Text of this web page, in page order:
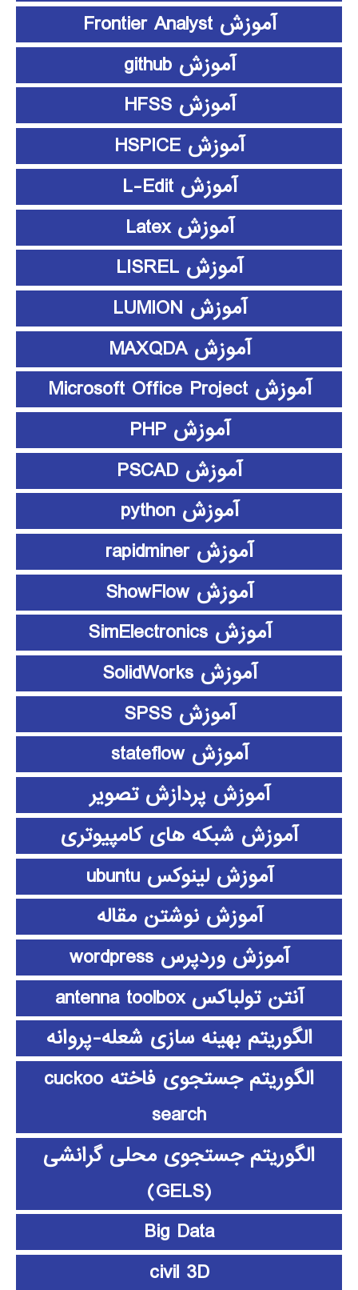
آموزش Frontier Analyst
آموزش github
آموزش HFSS
آموزش HSPICE
آموزش L-Edit
آموزش Latex
آموزش LISREL
آموزش LUMION
آموزش MAXQDA
آموزش Microsoft Office Project
آموزش PHP
آموزش PSCAD
آموزش python
آموزش rapidminer
آموزش ShowFlow
آموزش SimElectronics
آموزش SolidWorks
آموزش SPSS
آموزش stateflow
آموزش پردازش تصویر
آموزش شبکه های کامپیوتری
آموزش لینوکس ubuntu
آموزش نوشتن مقاله
آموزش وردپرس wordpress
آنتن تولباکس antenna toolbox
الگوریتم بهینه سازی شعله-پروانه
الگوریتم جستجوی فاخته cuckoo
search
الگوریتم جستجوی محلی گرانشی
(GELS)
Big Data
civil 3D